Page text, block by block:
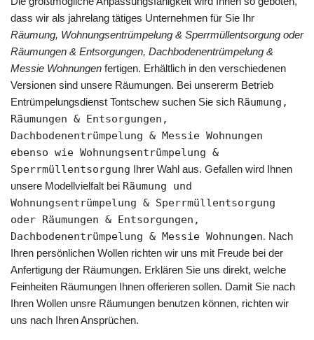
dass wir als jahrelang tätiges Unternehmen für Sie Ihr
Räumung, Wohnungsentrümpelung & Sperrmüllentsorgung oder
Räumungen & Entsorgungen, Dachbodenentrümpelung &
Messie Wohnungen fertigen. Erhältlich in den verschiedenen
Versionen sind unsere Räumungen. Bei unsererm Betrieb
Entrümpelungsdienst Tontschew suchen Sie sich Räumung,
Räumungen & Entsorgungen,
Dachbodenentrümpelung & Messie Wohnungen
ebenso wie Wohnungsentrümpelung &
Sperrmüllentsorgung Ihrer Wahl aus. Gefallen wird Ihnen
unsere Modellvielfalt bei Räumung und
Wohnungsentrümpelung & Sperrmüllentsorgung
oder Räumungen & Entsorgungen,
Dachbodenentrümpelung & Messie Wohnungen. Nach
Ihren persönlichen Wollen richten wir uns mit Freude bei der
Anfertigung der Räumungen. Erklären Sie uns direkt, welche
Feinheiten Räumungen Ihnen offerieren sollen. Damit Sie nach
Ihren Wollen unsre Räumungen benutzen können, richten wir
uns nach Ihren Ansprüchen.